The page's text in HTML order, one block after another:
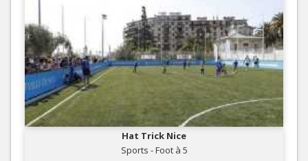
Hat Trick Nice
Sports - Foot à 5